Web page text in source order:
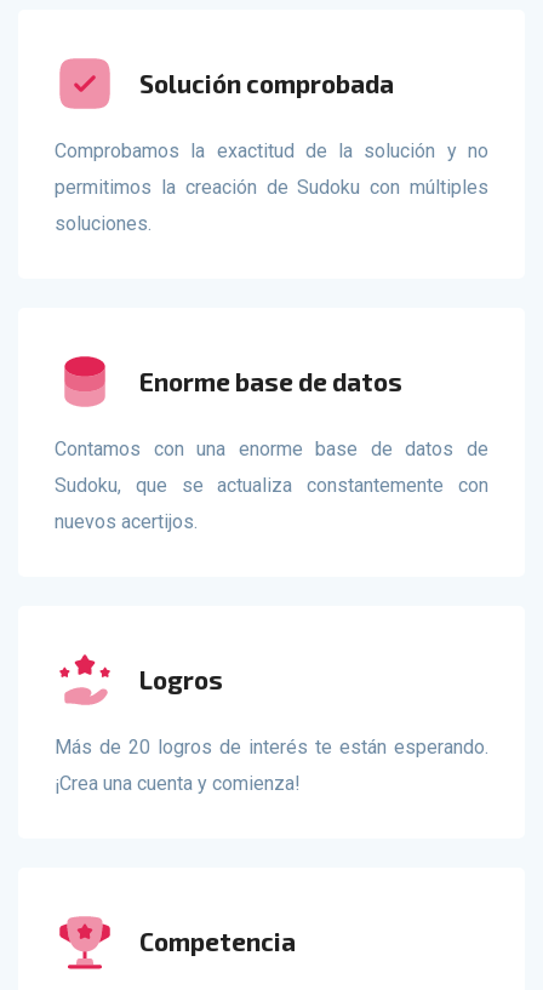
Solución comprobada
Comprobamos la exactitud de la solución y no
permitimos la creación de Sudoku con múltiples
soluciones.
Enorme base de datos
Contamos con una enorme base de datos de
Sudoku, que se actualiza constantemente con
nuevos acertijos.
Logros
Más de 20 logros de interés te están esperando.
¡Crea una cuenta y comienza!
Competencia